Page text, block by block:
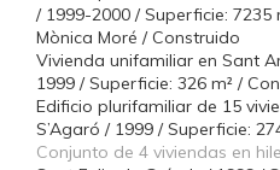
/ 1999-2000 / Superficie: 7235
Mònica Moré / Construido
Vivienda unifamiliar en Sant
1999 / Superficie: 326 m² /
Edificio plurifamiliar de 15
S’Agaró / 1999 / Superficie:
Conjunto de 4 viviendas en